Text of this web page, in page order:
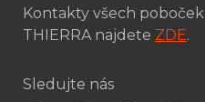
Kontakty všech poboček
THIERRA najdete ZDE.
Sledujte nás